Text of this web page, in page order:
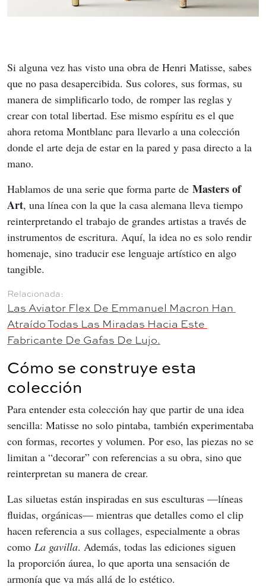
Si alguna vez has visto una obra de Henri Matisse, sabes
que no pasa desapercibida. Sus colores, sus formas, su
manera de simplificarlo todo, de romper las reglas y
crear con total libertad. Ese mismo espíritu es el que
ahora retoma Montblanc para llevarlo a una colección
donde el arte deja de estar en la pared y pasa directo a la
mano.
Hablamos de una serie que forma parte de Masters of
Art, una línea con la que la casa alemana lleva tiempo
reinterpretando el trabajo de grandes artistas a través de
instrumentos de escritura. Aquí, la idea no es solo rendir
homenaje, sino traducir ese lenguaje artístico en algo
tangible.
Las Aviator Flex De Emmanuel Macron Han
Atraído Todas Las Miradas Hacia Este
Fabricante De Gafas De Lujo.
Cómo se construye esta
colección
Para entender esta colección hay que partir de una idea
sencilla: Matisse no solo pintaba, también experimentaba
con formas, recortes y volumen. Por eso, las piezas no se
limitan a “decorar” con referencias a su obra, sino que
reinterpretan su manera de crear.
Las siluetas están inspiradas en sus esculturas —líneas
fluidas, orgánicas— mientras que detalles como el clip
hacen referencia a sus collages, especialmente a obras
como La gavilla. Además, todas las ediciones siguen
la proporción áurea, lo que aporta una sensación de
armonía que va más allá de lo estético.